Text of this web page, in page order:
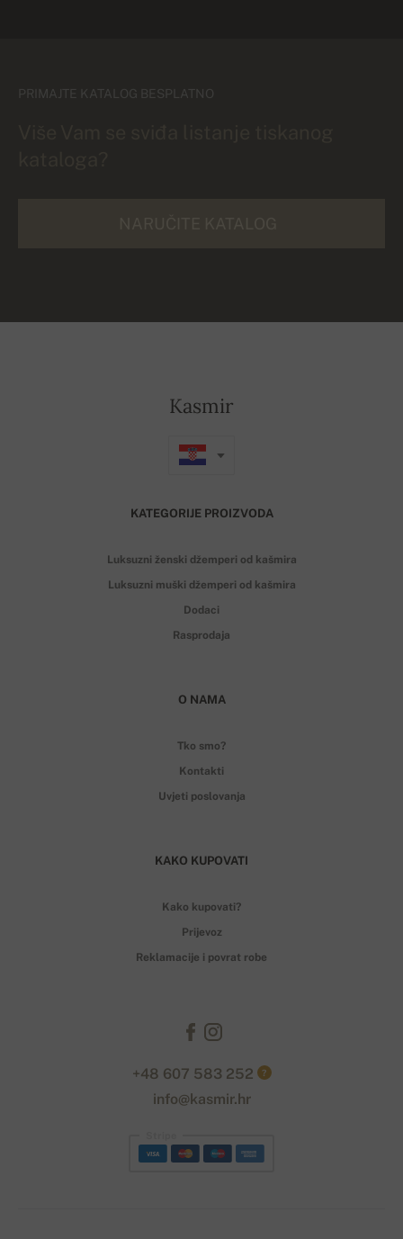
PRIMAJTE KATALOG BESPLATNO
Kasmir
KATEGORIJE PROIZVODA
Luksuzni ženski džemperi od kašmira
Luksuzni muški džemperi od kašmira
Dodaci
Rasprodaja
O NAMA
Tko smo?
Kontakti
Uvjeti poslovanja
KAKO KUPOVATI
Kako kupovati?
Prijevoz
Reklamacije i povrat robe
+48 607 583 252 ?
info@kasmir.hr